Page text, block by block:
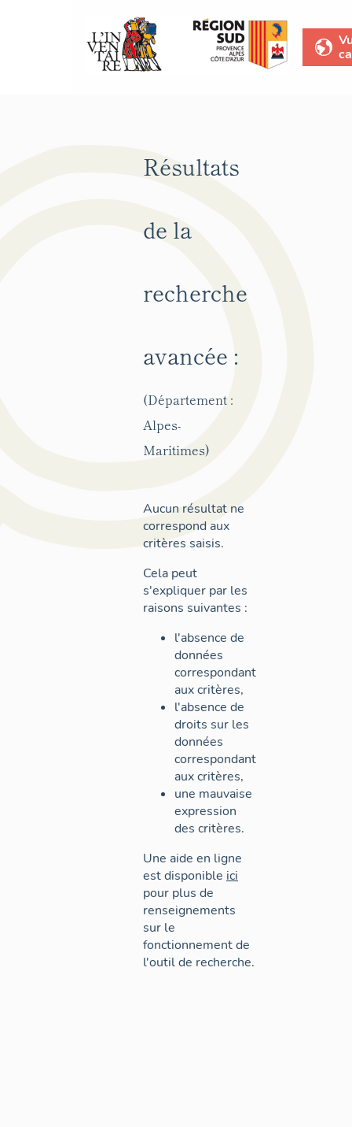
Résultats
de la
recherche
avancée :
(Département :
Alpes-
Maritimes)
Aucun résultat ne
correspond aux
critères saisis.
Cela peut
s'expliquer par les
raisons suivantes :
l'absence de
données
correspondant
aux critères,
l'absence de
droits sur les
données
correspondant
aux critères,
une mauvaise
expression
des critères.
Une aide en ligne
est disponible ici
pour plus de
renseignements
sur le
fonctionnement de
l'outil de recherche.